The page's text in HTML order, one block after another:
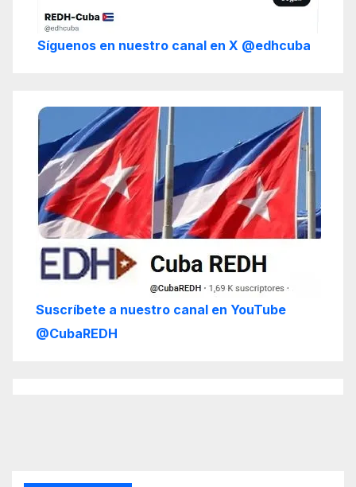
Síguenos en nuestro canal en X @edhcuba
Suscríbete a nuestro canal en YouTube
@CubaREDH